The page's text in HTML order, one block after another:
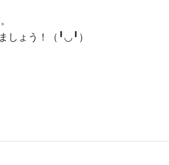
しょう！（╹◡╹）